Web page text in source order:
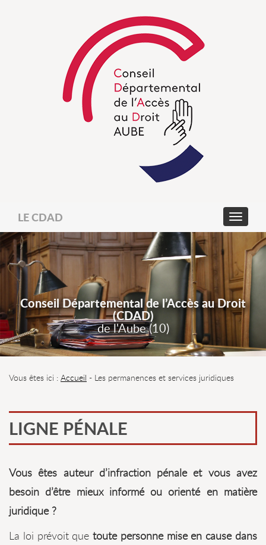
LE CDAD
Conseil Départemental de l’Accès au Droit
(CDAD)
de l'Aube (10)
Vous êtes ici : Accueil - Les permanences et services juridiques
LIGNE PÉNALE
Vous êtes auteur d’infraction pénale et vous avez
besoin d’être mieux informé ou orienté en matière
juridique ?
La loi prévoit quetoute personne mise en cause dans